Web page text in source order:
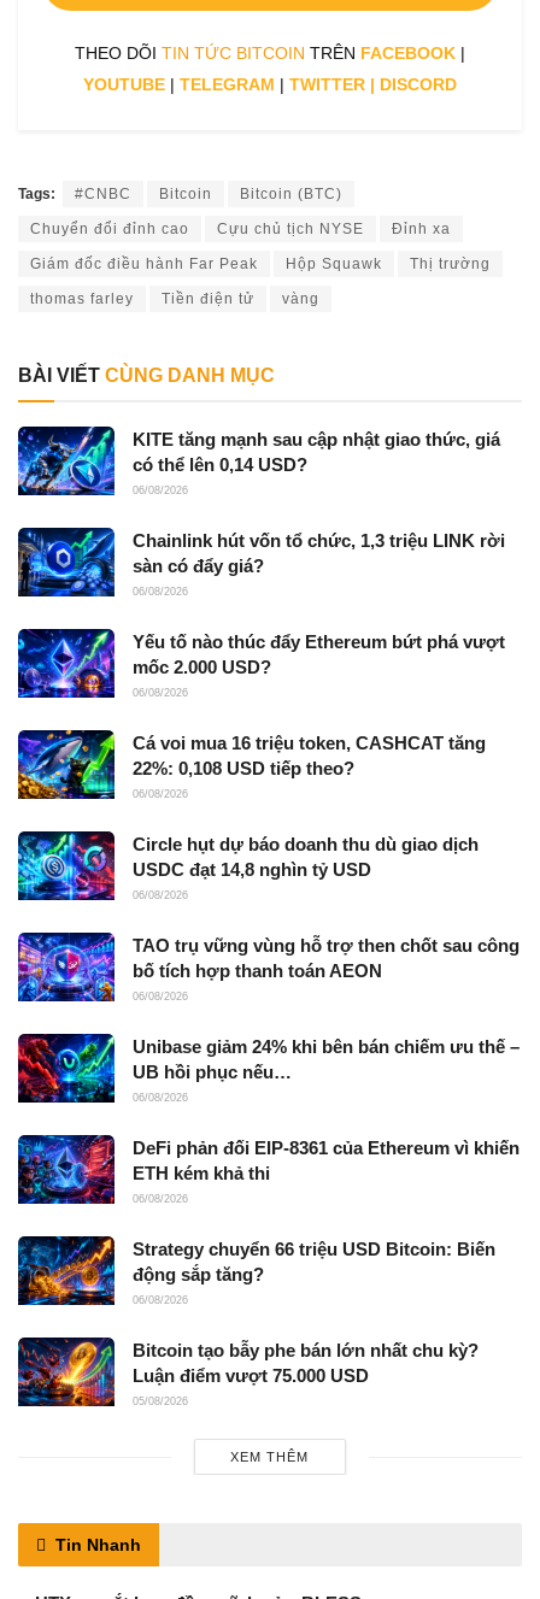
THEO DÕI TIN TỨC BITCOIN TRÊN FACEBOOK |
YOUTUBE | TELEGRAM | TWITTER | DISCORD
Tags: #CNBC Bitcoin Bitcoin (BTC)
Chuyển đổi đỉnh cao Cựu chủ tịch NYSE Đỉnh xa
Giám đốc điều hành Far Peak Hộp Squawk Thị trường
thomas farley Tiền điện tử vàng
BÀI VIẾT CÙNG DANH MỤC
KITE tăng mạnh sau cập nhật giao thức, giá
có thể lên 0,14 USD?
06/08/2026
Chainlink hút vốn tổ chức, 1,3 triệu LINK rời
sàn có đẩy giá?
06/08/2026
Yếu tố nào thúc đẩy Ethereum bứt phá vượt
mốc 2.000 USD?
06/08/2026
Cá voi mua 16 triệu token, CASHCAT tăng
22%: 0,108 USD tiếp theo?
06/08/2026
Circle hụt dự báo doanh thu dù giao dịch
USDC đạt 14,8 nghìn tỷ USD
06/08/2026
TAO trụ vững vùng hỗ trợ then chốt sau công
bố tích hợp thanh toán AEON
06/08/2026
Unibase giảm 24% khi bên bán chiếm ưu thế –
UB hồi phục nếu…
06/08/2026
DeFi phản đối EIP-8361 của Ethereum vì khiến
ETH kém khả thi
06/08/2026
Strategy chuyển 66 triệu USD Bitcoin: Biến
động sắp tăng?
06/08/2026
Bitcoin tạo bẫy phe bán lớn nhất chu kỳ?
Luận điểm vượt 75.000 USD
05/08/2026
XEM THÊM
Tin Nhanh